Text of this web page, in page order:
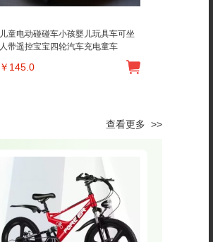
儿童电动碰碰车小孩婴儿玩具车可坐
人带遥控宝宝四轮汽车充电童车
￥ 145.0
查看更多 >>